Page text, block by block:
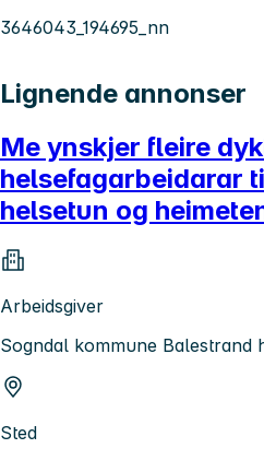
3646043_194695_nn
Lignende annonser
Me ynskjer fleire
helsefagarbeidarar
helsetun og
Arbeidsgiver
Sogndal kommune Balestrand
Sted